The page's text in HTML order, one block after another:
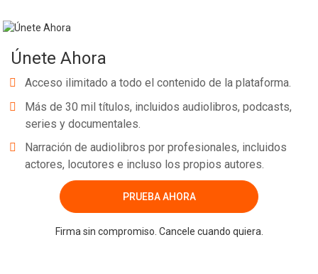
Únete Ahora
Acceso ilimitado a todo el contenido de la plataforma.
Más de 30 mil títulos, incluidos audiolibros, podcasts,
series y documentales.
Narración de audiolibros por profesionales, incluidos
actores, locutores e incluso los propios autores.
PRUEBA AHORA
Firma sin compromiso. Cancele cuando quiera.